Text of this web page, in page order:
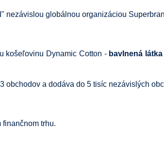
nezávislou globálnou organizáciou
košeľovinu Dynamic Cotton - bavlnená
a dodáva do 5 tisíc nezávislých
trhu.